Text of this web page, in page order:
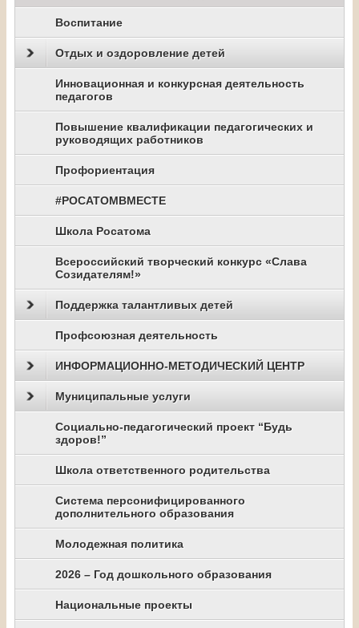
Воспитание
Отдых и оздоровление детей
Инновационная и конкурсная деятельность
педагогов
Повышение квалификации педагогических и
руководящих работников
Профориентация
#РОСАТОМВМЕСТЕ
Школа Росатома
Всероссийский творческий конкурс «Слава
Созидателям!»
Поддержка талантливых детей
Профсоюзная деятельность
ИНФОРМАЦИОННО-МЕТОДИЧЕСКИЙ ЦЕНТР
Муниципальные услуги
Социально-педагогический проект “Будь
здоров!”
Школа ответственного родительства
Система персонифицированного
дополнительного образования
Молодежная политика
2026 – Год дошкольного образования
Национальные проекты